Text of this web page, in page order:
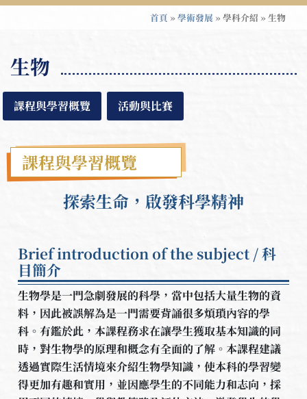
首頁 »學術發展 »學科介紹 »生物
生物
課程與學習概覽 活動與比賽
課程與學習概覽
探索生命，啟發科學精神
Brief introduction of the subject / 科
目簡介
生物學是一門急劇發展的科學，當中包括大量生物的資
料，因此被誤解為是一門需要背誦很多煩瑣內容的學
科。有鑑於此，本課程務求在讓學生獲取基本知識的同
時，對生物學的原理和概念有全面的了解。本課程建議
透過實際生活情境來介紹生物學知識，使本科的學習變
得更加有趣和實用，並因應學生的不同能力和志向，採